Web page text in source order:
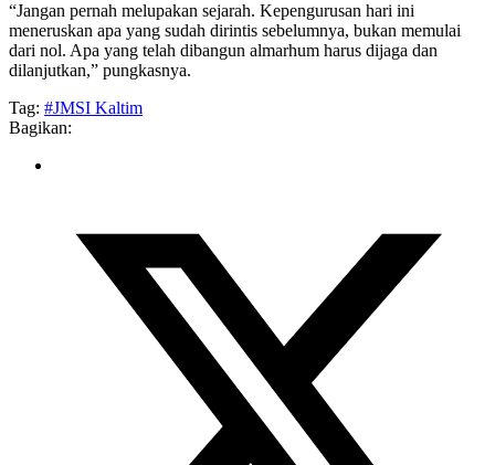
“Jangan pernah melupakan sejarah. Kepengurusan hari ini
meneruskan apa yang sudah dirintis sebelumnya, bukan memulai
dari nol. Apa yang telah dibangun almarhum harus dijaga dan
dilanjutkan,” pungkasnya.
Tag: #JMSI Kaltim
Bagikan: